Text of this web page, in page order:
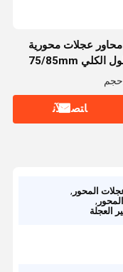
قوة عالية M22x1.5x75/85 الدرجة 10.9 محاور عجلات محورية
محفوفة والمحار لـ Iveco 72117458 الطول الكلي 75/85mm
ﺎﺘﺼﻟ ﺍﻶﻧ
,
,